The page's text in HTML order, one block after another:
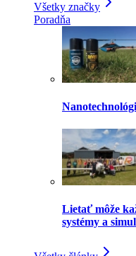
Všetky značky
Poradňa
Lietať môže
systémy a